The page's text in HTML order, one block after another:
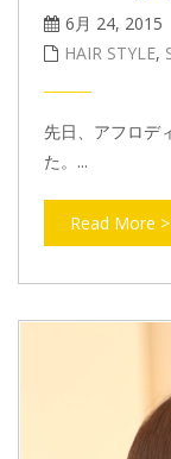
6月 24, 2015
HAIR STYLE,
先日、アフロ
た。...
Read More